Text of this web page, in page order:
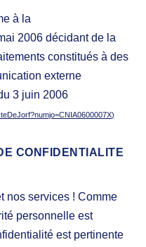
à la
2006 décidant de la
constitués à des
externe
3 juin 2006
CONFIDENTIALITE
nos services ! Comme
personnelle est
est pertinente